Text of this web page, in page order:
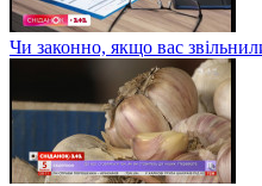
Чи законно, якщо вас